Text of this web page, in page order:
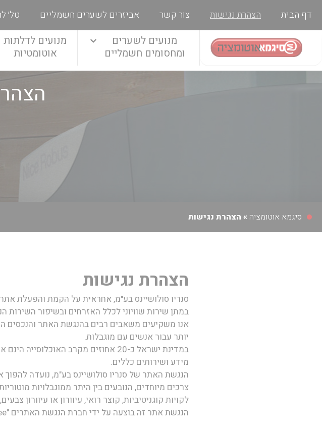
דף הבית הצהרת נגישות צור קשר אביזרים לשערים חשמליים טל׳
מנועים לשערים
ומחסומים חשמליים
מנועים לדלתות
אוטומטיות
סיגמא אוטומציה » הצהרת נגישות
הצהרת נגישות
סנריו סולושיינס בע"מ, אחראית על הקמת והפעלת אתר
במתן שירות שוויוני לכלל האזרחים ובשיפור השירות
אנו משקיעים משאבים רבים בהנגשת האתר והנכסים
יותר עבור אנשים עם מוגבלות.
במדינת ישראל כ-20 אחוזים מקרב
מידע ושירותים כללים.
הנגשת האתר של סנריו סולושיינס בע"מ, נועדה להפוך
צרכים מיוחדים, הנובעים בין היתר ממוגבלויות
לקויות קוגניטיביות, קוצר רואי, עיוורון או עיוורון
הנגשת אתר זה בוצעה על ידי חברת הנגשת האתרים "Vee הנגשת אתרים".